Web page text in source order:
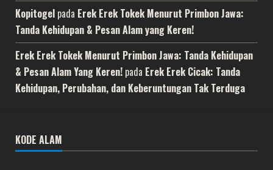
Kopitogel pada Erek Erek Tokek Menurut Primbon Jawa:
Tanda Kehidupan & Pesan Alam yang Keren!
Erek Erek Tokek Menurut Primbon Jawa: Tanda Kehidupan
& Pesan Alam Yang Keren! pada Erek Erek Cicak: Tanda
Kehidupan, Perubahan, dan Keberuntungan Tak Terduga
KODE ALAM